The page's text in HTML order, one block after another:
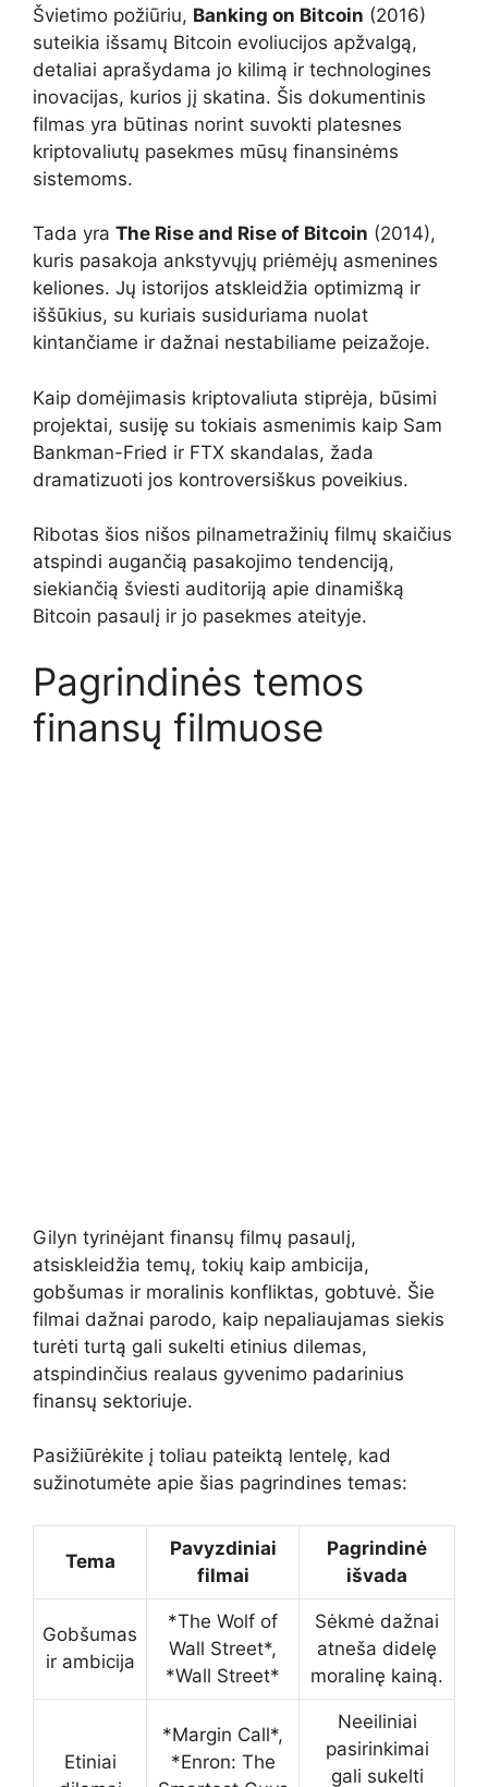
Švietimo požiūriu, Banking on Bitcoin (2016)
suteikia išsamų Bitcoin evoliucijos apžvalgą,
detaliai aprašydama jo kilimą ir technologines
inovacijas, kurios jį skatina. Šis dokumentinis
filmas yra būtinas norint suvokti platesnes
kriptovaliutų pasekmes mūsų finansinėms
sistemoms.
Tada yra The Rise and Rise of Bitcoin (2014),
kuris pasakoja ankstyvųjų priėmėjų asmenines
keliones. Jų istorijos atskleidžia optimizmą ir
iššūkius, su kuriais susiduriama nuolat
kintančiame ir dažnai nestabiliame peizažoje.
Kaip domėjimasis kriptovaliuta stiprėja, būsimi
projektai, susiję su tokiais asmenimis kaip Sam
Bankman-Fried ir FTX skandalas, žada
dramatizuoti jos kontroversiškus poveikius.
Ribotas šios nišos pilnametražinių filmų skaičius
atspindi augančią pasakojimo tendenciją,
siekiančią šviesti auditoriją apie dinamišką
Bitcoin pasaulį ir jo pasekmes ateityje.
Pagrindinės temos
finansų filmuose
Gilyn tyrinėjant finansų filmų pasaulį,
atsiskleidžia temų, tokių kaip ambicija,
gobšumas ir moralinis konfliktas, gobtuvė. Šie
filmai dažnai parodo, kaip nepaliaujamas siekis
turėti turtą gali sukelti etinius dilemas,
atspindinčius realaus gyvenimo padarinius
finansų sektoriuje.
Pasižiūrėkite į toliau pateiktą lentelę, kad
sužinotumėte apie šias pagrindines temas:
Tema
Pavyzdiniai
filmai
Pagrindinė
išvada
Gobšumas
ir ambicija
*The Wolf of
Wall Street*,
*Wall Street*
Sėkmė dažnai
atneša didelę
moralinę kainą.
Etiniai
*Margin Call*,
*Enron: The
Neeiliniai
pasirinkimai
gali sukelti